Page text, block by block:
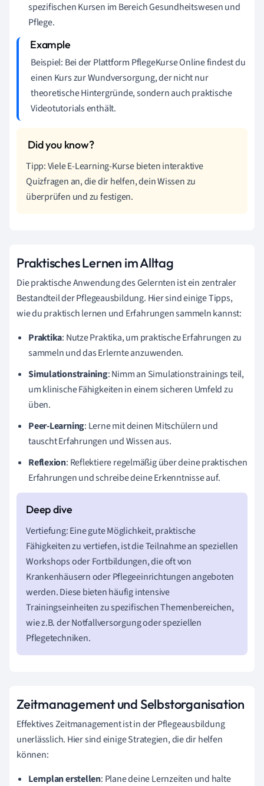
spezifischen Kursen im Bereich Gesundheitswesen und
Pflege.
Beispiel: Bei der Plattform PflegeKurse Online findest du
einen Kurs zur Wundversorgung, der nicht nur
theoretische Hintergründe, sondern auch praktische
Videotutorials enthält.
Tipp: Viele E-Learning-Kurse bieten interaktive
Quizfragen an, die dir helfen, dein Wissen zu
überprüfen und zu festigen.
Praktisches Lernen im Alltag
Die praktische Anwendung des Gelernten ist ein zentraler
Bestandteil der Pflegeausbildung. Hier sind einige Tipps,
wie du praktisch lernen und Erfahrungen sammeln kannst:
Praktika: Nutze Praktika, um praktische Erfahrungen zu
sammeln und das Erlernte anzuwenden.
Simulationstraining: Nimm an Simulationstrainings teil,
um klinische Fähigkeiten in einem sicheren Umfeld zu
üben.
Peer-Learning: Lerne mit deinen Mitschülern und
tauscht Erfahrungen und Wissen aus.
Reflexion: Reflektiere regelmäßig über deine praktischen
Erfahrungen und schreibe deine Erkenntnisse auf.
Vertiefung: Eine gute Möglichkeit, praktische
Fähigkeiten zu vertiefen, ist die Teilnahme an speziellen
Workshops oder Fortbildungen, die oft von
Krankenhäusern oder Pflegeeinrichtungen angeboten
werden. Diese bieten häufig intensive
Trainingseinheiten zu spezifischen Themenbereichen,
wie z.B. der Notfallversorgung oder speziellen
Pflegetechniken.
Zeitmanagement und Selbstorganisation
Effektives Zeitmanagement ist in der Pflegeausbildung
unerlässlich. Hier sind einige Strategien, die dir helfen
können:
Lernplan erstellen: Plane deine Lernzeiten und halte